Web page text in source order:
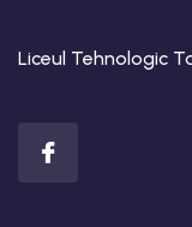
Liceul Tehnologic